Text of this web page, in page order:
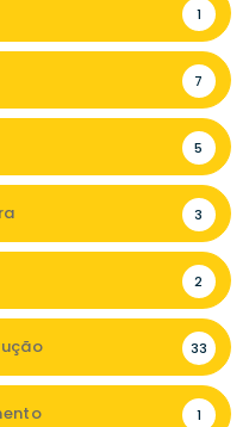
1
7
5
3
2
33
1